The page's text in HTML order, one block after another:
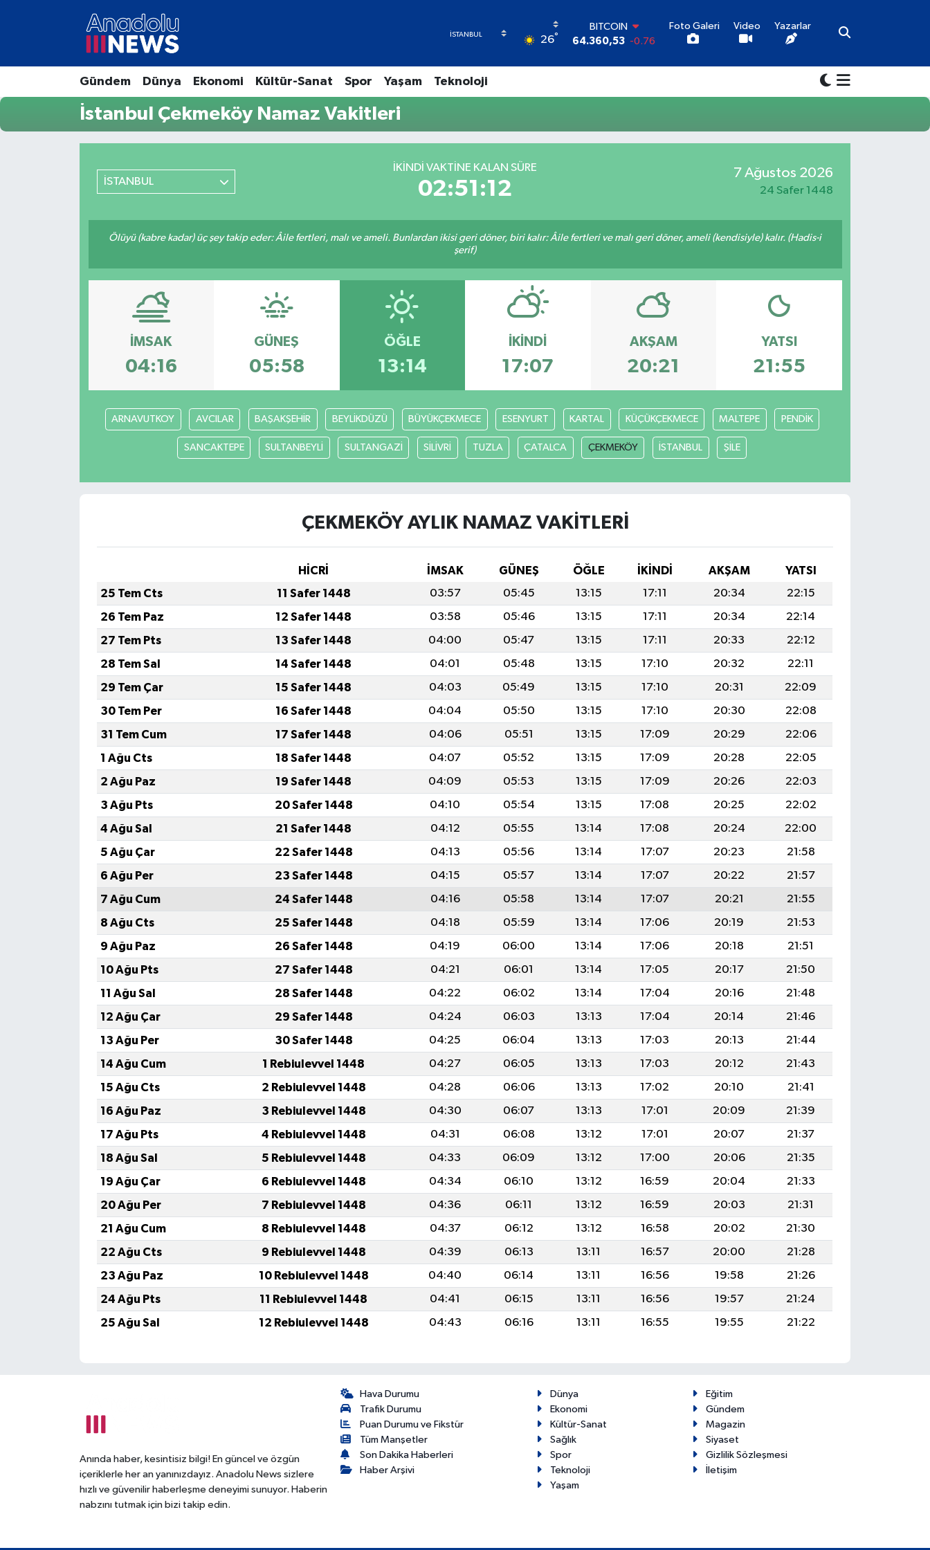
26°
BITCOIN
64.360,53 -0.76
55,0265 0.01
GRAM ALTIN
Foto Galeri Video Yazarlar
Gündem Dünya Ekonomi Kültür-Sanat Spor Yaşam Teknoloji
İstanbul Çekmeköy Namaz Vakitleri
İSTANBUL
İKINDI VAKTINE KALAN SÜRE
02:51:12
7 Ağustos 2026
24 Safer 1448
Ölüyü (kabre kadar) üç şey takip eder: Âile fertleri, malı ve ameli. Bunlardan ikisi geri döner, biri kalır: Âile fertleri ve malı geri döner, ameli (kendisiyle) kalır. (Hadis-i
şerif)
İMSAK
04:16
GÜNEŞ
05:58
ÖĞLE
13:14
İKINDI
17:07
AKŞAM
20:21
YATSI
21:55
ARNAVUTKOY AVCILAR BAŞAKŞEHİR BEYLİKDÜZÜ BÜYÜKÇEKMECE ESENYURT KARTAL KÜÇÜKÇEKMECE MALTEPE PENDİK
SANCAKTEPE SULTANBEYLİ SULTANGAZİ SİLİVRİ TUZLA ÇATALCA ÇEKMEKÖY İSTANBUL ŞİLE
ÇEKMEKÖY AYLIK NAMAZ VAKITLERI
HİCRİ İMSAK GÜNEŞ ÖĞLE İKINDI AKŞAM
YATSI
25 Tem Cts
11 Safer 1448 03:57 05:45 13:15 17:11 20:34
22:15
26 Tem Paz
12 Safer 1448 03:58 05:46 13:15 17:11 20:34
22:14
27 Tem Pts
13 Safer 1448 04:00 05:47 13:15 17:11 20:33
22:12
28 Tem Sal
14 Safer 1448 04:01 05:48 13:15 17:10 20:32
22:11
29 Tem Çar
15 Safer 1448 04:03 05:49 13:15 17:10 20:31
22:09
30 Tem Per
16 Safer 1448 04:04 05:50 13:15 17:10 20:30
22:08
31 Tem Cum
17 Safer 1448 04:06 05:51 13:15 17:09 20:29
22:06
1 Ağu Cts
18 Safer 1448 04:07 05:52 13:15 17:09 20:28
22:05
2 Ağu Paz
19 Safer 1448 04:09 05:53 13:15 17:09 20:26
22:03
3 Ağu Pts
20 Safer 1448 04:10 05:54 13:15 17:08 20:25
22:02
4 Ağu Sal
21 Safer 1448 04:12 05:55 13:14 17:08 20:24
22:00
5 Ağu Çar
22 Safer 1448 04:13 05:56 13:14 17:07 20:23
21:58
6 Ağu Per
23 Safer 1448 04:15 05:57 13:14 17:07 20:22
21:57
7 Ağu Cum
24 Safer 1448 04:16 05:58 13:14 17:07 20:21
21:55
8 Ağu Cts
25 Safer 1448 04:18 05:59 13:14 17:06 20:19
21:53
9 Ağu Paz
26 Safer 1448 04:19 06:00 13:14 17:06 20:18
21:51
10 Ağu Pts
27 Safer 1448 04:21 06:01 13:14 17:05 20:17
21:50
11 Ağu Sal
28 Safer 1448 04:22 06:02 13:14 17:04 20:16
21:48
12 Ağu Çar
29 Safer 1448 04:24 06:03 13:13 17:04 20:14
21:46
13 Ağu Per
30 Safer 1448 04:25 06:04 13:13 17:03 20:13
21:44
14 Ağu Cum
1 Rebiulevvel 1448 04:27 06:05 13:13 17:03 20:12
21:43
15 Ağu Cts
2 Rebiulevvel 1448 04:28 06:06 13:13 17:02 20:10
21:41
16 Ağu Paz
3 Rebiulevvel 1448 04:30 06:07 13:13 17:01 20:09
21:39
17 Ağu Pts
4 Rebiulevvel 1448 04:31 06:08 13:12 17:01 20:07
21:37
18 Ağu Sal
5 Rebiulevvel 1448 04:33 06:09 13:12 17:00 20:06
21:35
19 Ağu Çar
6 Rebiulevvel 1448 04:34 06:10 13:12 16:59 20:04
21:33
20 Ağu Per
7 Rebiulevvel 1448 04:36 06:11 13:12 16:59 20:03
21:31
21 Ağu Cum
8 Rebiulevvel 1448 04:37 06:12 13:12 16:58 20:02
21:30
22 Ağu Cts
9 Rebiulevvel 1448 04:39 06:13 13:11 16:57 20:00
21:28
23 Ağu Paz
10 Rebiulevvel 1448 04:40 06:14 13:11 16:56 19:58
21:26
24 Ağu Pts
11 Rebiulevvel 1448 04:41 06:15 13:11 16:56 19:57
21:24
25 Ağu Sal
12 Rebiulevvel 1448 04:43 06:16 13:11 16:55 19:55 21:22
Anında haber, kesintisiz bilgi! En güncel ve özgün
içeriklerle her an yanınızdayız. Anadolu News sizlere
hızlı ve güvenilir haberleşme deneyimi sunuyor. Haberin
nabzını tutmak için bizi takip edin.
Hava Durumu
Trafik Durumu
Puan Durumu ve Fikstür
Tüm Manşetler
Son Dakika Haberleri
Haber Arşivi
Dünya
Eğitim
Ekonomi
Gündem
Kültür-Sanat
Magazin
Sağlık
Siyaset
Spor
Gizlilik Sözleşmesi
Teknoloji
İletişim
Yaşam
Hava Durumu
Trafik Durumu
Süper Lig Puan Durumu ve Fikstür
Son Dakika Haberleri